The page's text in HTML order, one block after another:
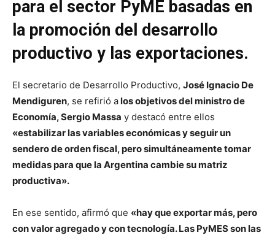
para el sector PyME basadas en
la promoción del desarrollo
productivo y las exportaciones.
El secretario de Desarrollo Productivo, José Ignacio De
Mendiguren, se refirió alos objetivos del ministro de
Economía, Sergio Massa y destacó entre ellos
«estabilizar las variables económicas y seguir un
sendero de orden fiscal, pero simultáneamente tomar
medidas para que la Argentina cambie su matriz
productiva».
En ese sentido, afirmó que «hay que exportar más, pero
con valor agregado y con tecnología. Las PyMES son las